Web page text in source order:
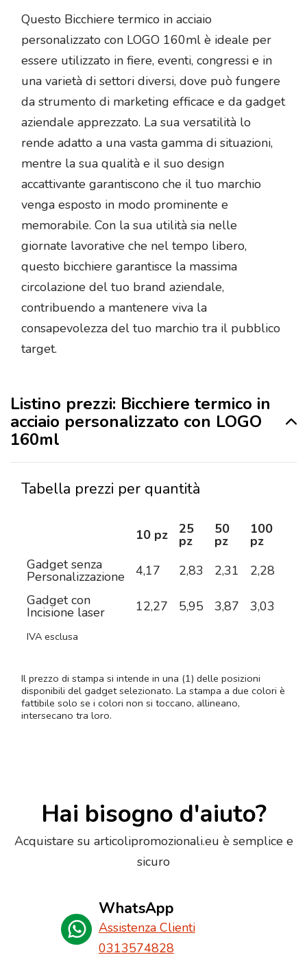
Questo Bicchiere termico in acciaio
personalizzato con LOGO 160ml è ideale per
essere utilizzato in fiere, eventi, congressi e in
una varietà di settori diversi, dove può fungere
da strumento di marketing efficace e da gadget
aziendale apprezzato. La sua versatilità lo
rende adatto a una vasta gamma di situazioni,
mentre la sua qualità e il suo design
accattivante garantiscono che il tuo marchio
venga esposto in modo prominente e
memorabile. Con la sua utilità sia nelle
giornate lavorative che nel tempo libero,
questo bicchiere garantisce la massima
circolazione del tuo brand aziendale,
contribuendo a mantenere viva la
consapevolezza del tuo marchio tra il pubblico
target.
Listino prezzi: Bicchiere termico in
acciaio personalizzato con LOGO
160ml
Tabella prezzi per quantità
10 pz 25
pz
50
pz
100
pz
Gadget senza
Personalizzazione 4,17 2,83 2,31 2,28
Gadget con
Incisione laser 12,27 5,95 3,87 3,03
IVA esclusa
Il prezzo di stampa si intende in una (1) delle posizioni
disponibili del gadget selezionato. La stampa a due colori è
fattibile solo se i colori non si toccano, allineano,
intersecano tra loro.
Hai bisogno d'aiuto?
Acquistare su articolipromozionali.eu è semplice e
sicuro
WhatsApp
Assistenza Clienti
0313574828